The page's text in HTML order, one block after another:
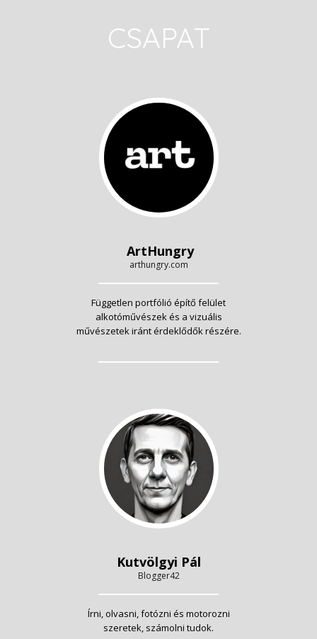
CSAPAT
ArtHungry
arthungry.com
Független portfólió építő felület
alkotóművészek és a vizuális
művészetek iránt érdeklődők részére.
Kutvölgyi Pál
Blogger42
Írni, olvasni, fotózni és motorozni
szeretek, számolni tudok.